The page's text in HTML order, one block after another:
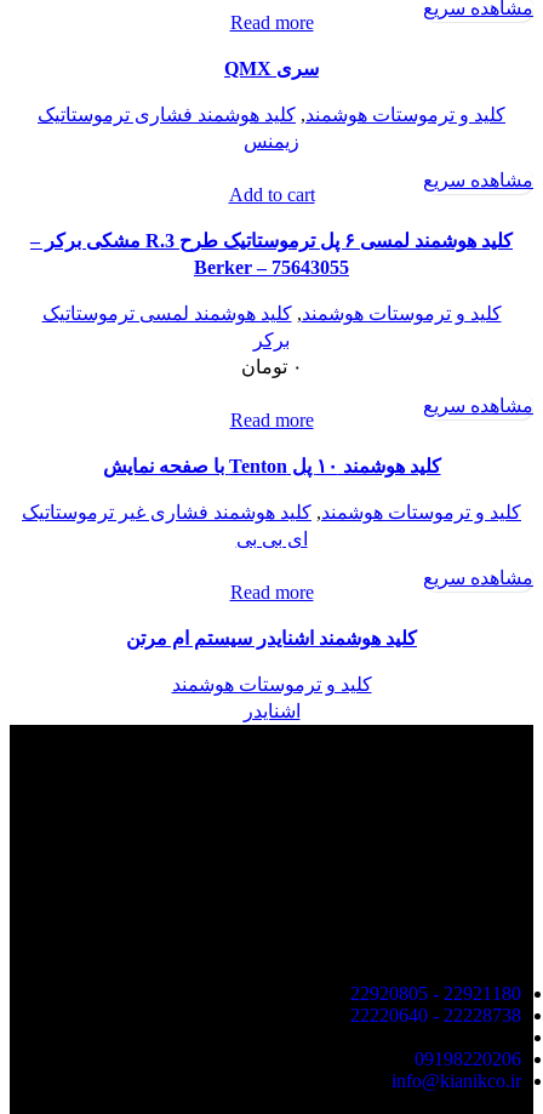
مشاهده سریع
Read more
سری QMX
کلید و ترموستات هوشمند, کلید هوشمند فشاری ترموستاتیک
زیمنس
مشاهده سریع
Add to cart
کلید هوشمند لمسی ۶ پل ترموستاتیک طرح R.3 مشکی برکر –
Berker – 75643055
کلید و ترموستات هوشمند,کلید هوشمند لمسی ترموستاتیک
برکر
۰ تومان
مشاهده سریع
Read more
کلید هوشمند ۱۰ پل Tenton با صفحه نمایش
کلید و ترموستات هوشمند, کلید هوشمند فشاری غیر ترموستاتیک
ای بی بی
مشاهده سریع
Read more
کلید هوشمند اشنایدر سیستم ام مرتن
کلید و ترموستات هوشمند
اشنایدر
22921180 - 22920805
22228738 - 22220640
09198220206
info@kianikco.ir